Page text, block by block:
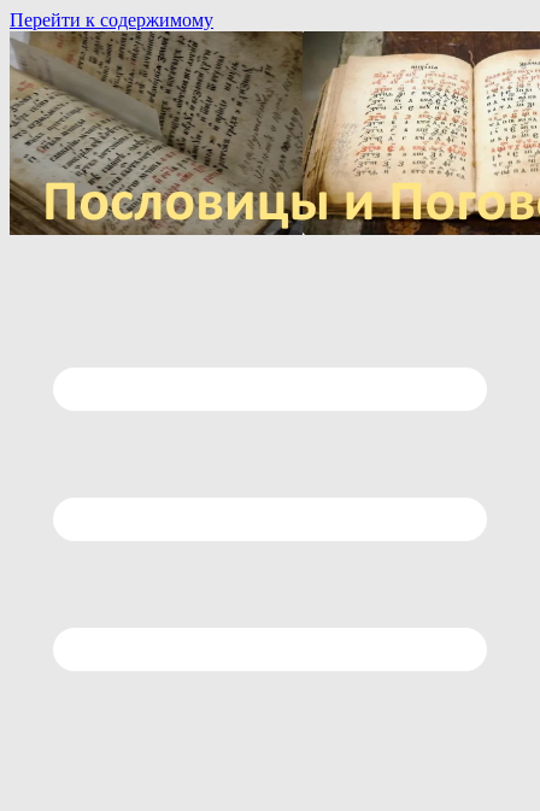
Перейти к содержимому